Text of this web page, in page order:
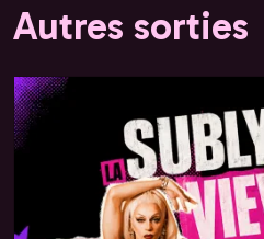
Autres sorties